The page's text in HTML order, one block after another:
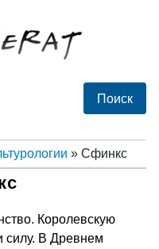
» Сфинкс
Королевскую
силу. В Древнем